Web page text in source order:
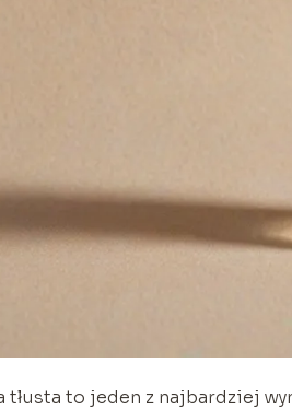
tłusta to jeden z najbardziej